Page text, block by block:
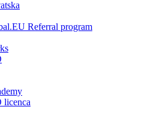
Referral program
licenca